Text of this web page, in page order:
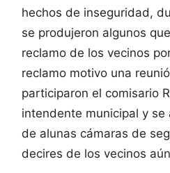
hechos de inseguridad,
se produjeron algunos
reclamo de los vecinos
reclamo motivo una
participaron el comisario
intendente municipal y se
de alunas cámaras de
decires de los vecinos